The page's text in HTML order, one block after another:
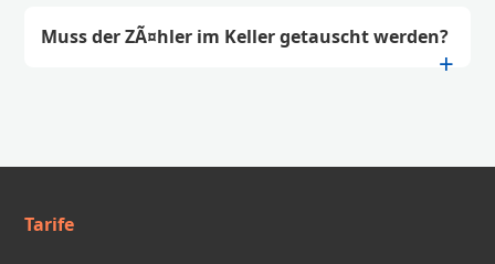
Muss der ZÃ¤hler im Keller getauscht werden?
Tarife